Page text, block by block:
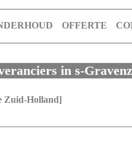
OFFERTE
in s-
Zuid-Holland]